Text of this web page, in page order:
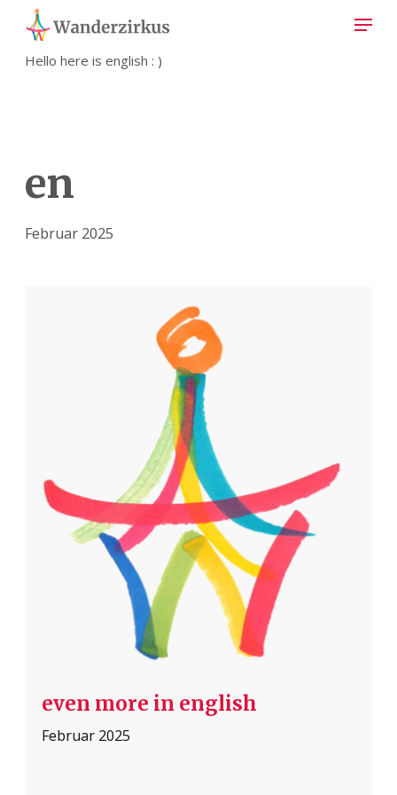
Hello here is english : )
en
Februar 2025
even more in english
Februar 2025